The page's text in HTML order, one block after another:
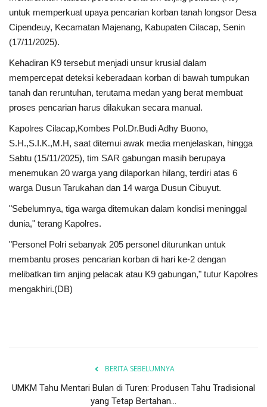
Kesehatan
Layanan Publik
Perempuan/Anak
untuk memperkuat upaya pencarian korban tanah longsor Desa
Cipendeuy, Kecamatan Majenang, Kabupaten Cilacap, Senin
(17/11/2025).
Kehadiran K9 tersebut menjadi unsur krusial dalam
mempercepat deteksi keberadaan korban di bawah tumpukan
tanah dan reruntuhan, terutama medan yang berat membuat
proses pencarian harus dilakukan secara manual.
Kapolres Cilacap,Kombes Pol.Dr.Budi Adhy Buono,
S.H.,S.I.K.,M.H, saat ditemui awak media menjelaskan, hingga
Sabtu (15/11/2025), tim SAR gabungan masih berupaya
menemukan 20 warga yang dilaporkan hilang, terdiri atas 6
warga Dusun Tarukahan dan 14 warga Dusun Cibuyut.
"Sebelumnya, tiga warga ditemukan dalam kondisi meninggal
dunia," terang Kapolres.
"Personel Polri sebanyak 205 personel diturunkan untuk
membantu proses pencarian korban di hari ke-2 dengan
melibatkan tim anjing pelacak atau K9 gabungan," tutur Kapolres
mengakhiri.(DB)
BERITA SEBELUMNYA
UMKM Tahu Mentari Bulan di Turen: Produsen Tahu Tradisional
yang Tetap Bertahan...